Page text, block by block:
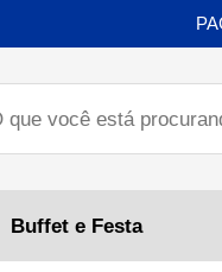
Buffet e Festa